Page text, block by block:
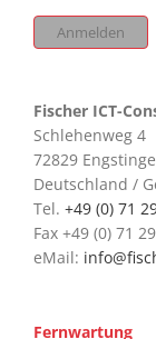
Fischer ICT-
Schlehenweg 4
72829
Deutschland /
Tel. +49 (0) 71
Fax +49 (0) 71
eMail:
Fernwartung